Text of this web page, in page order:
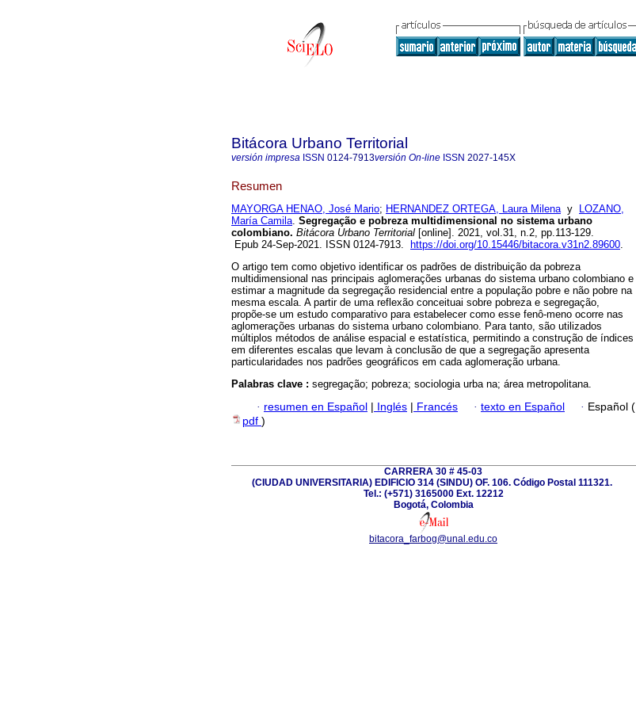
Bitácora Urbano Territorial
versión impresa ISSN 0124-7913versión On-line ISSN 2027-145X
Resumen
MAYORGA HENAO, José Mario; HERNANDEZ ORTEGA, Laura Milenay
LOZANO,
María Camila. Segregação e pobreza multidimensional no sistema urbano
colombiano. Bitácora Urbano Territorial [online]. 2021, vol.31, n.2, pp.113-129.
Epub 24-Sep-2021. ISSN 0124-7913.
https://doi.org/10.15446/bitacora.v31n2.89600.
O artigo tem como objetivo identificar os padrões de distribuição da pobreza
multidimensional nas principais aglomerações urbanas do sistema urbano colombiano e
estimar a magnitude da segregação residencial entre a população pobre e não pobre na
mesma escala. A partir de uma reflexão conceituai sobre pobreza e segregação,
propõe-se um estudo comparativo para estabelecer como esse fenô-meno ocorre nas
aglomerações urbanas do sistema urbano colombiano. Para tanto, são utilizados
múltiplos métodos de análise espacial e estatística, permitindo a construção de índices
em diferentes escalas que levam à conclusão de que a segregação apresenta
particularidades nos padrões geográficos em cada aglomeração urbana.
Palabras clave : segregação; pobreza; sociologia urba na; área metropolitana.
· resumen en Español | Inglés | Francés · texto en Español · Español (
pdf )
CARRERA 30 # 45-03
(CIUDAD UNIVERSITARIA) EDIFICIO 314 (SINDU) OF. 106. Código Postal 111321.
Tel.: (+571) 3165000 Ext. 12212
Bogotá, Colombia
bitacora_farbog@unal.edu.co